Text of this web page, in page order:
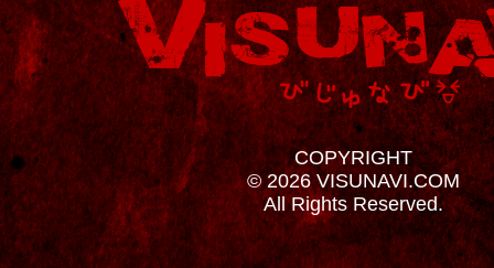
COPYRIGHT
© 2026 VISUNAVI.COM
All Rights Reserved.